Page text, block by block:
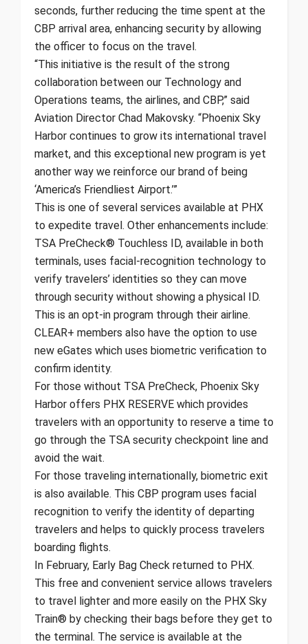
seconds, further reducing the time spent at the
CBP arrival area, enhancing security by allowing
the officer to focus on the travel.
“This initiative is the result of the strong
collaboration between our Technology and
Operations teams, the airlines, and CBP,” said
Aviation Director Chad Makovsky. “Phoenix Sky
Harbor continues to grow its international travel
market, and this exceptional new program is yet
another way we reinforce our brand of being
‘America’s Friendliest Airport.’”
This is one of several services available at PHX
to expedite travel. Other enhancements include:
TSA PreCheck® Touchless ID, available in both
terminals, uses facial-recognition technology to
verify travelers’ identities so they can move
through security without showing a physical ID.
This is an opt-in program through their airline.
CLEAR+ members also have the option to use
new eGates which uses biometric verification to
confirm identity.
For those without TSA PreCheck, Phoenix Sky
Harbor offers PHX RESERVE which provides
travelers with an opportunity to reserve a time to
go through the TSA security checkpoint line and
avoid the wait.
For those traveling internationally, biometric exit
is also available. This CBP program uses facial
recognition to verify the identity of departing
travelers and helps to quickly process travelers
boarding flights.
In February, Early Bag Check returned to PHX.
This free and convenient service allows travelers
to travel lighter and more easily on the PHX Sky
Train® by checking their bags before they get to
the terminal. The service is available at the